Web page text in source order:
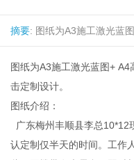
摘要: 图纸为A3施工激光蓝
图纸为A3施工激光蓝图+
击定制设计。
图纸介绍：
广东梅州丰顺县李总10*12
认定制仅半天的时间。工作